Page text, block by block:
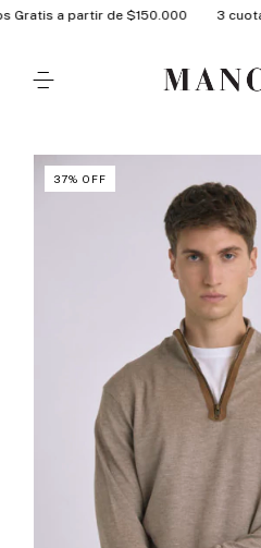
a partir de $150.000 3 cuotas
37% OFF